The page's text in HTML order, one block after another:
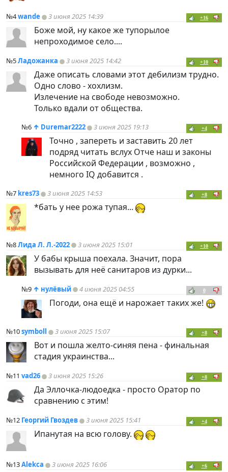
№4wande 3 июня 2025 14:39 +16
Боже мой, ну какое же тупорылое
непроходимое село....
№5Ладожанка 3 июня 2025 14:42 +10
Даже описать словами этот дебилизм трудно.
Одно слово - хохлизм.
Излечение на свободе невозможно.
Только вдали от общества.
№6 ↑ Duremar2222 3 июня 2025 19:13 +4
Точно , запереть и заставить 20 лет
подряд читать вслух Отче наш и законы
Российской Федерации , возможно ,
немного IQ добавится .
№7 kres73 3 июня 2025 14:53 +8
*бать у нее рожа тупая...
№8Лида Л. Л.-2022 3 июня 2025 15:01 +10
У бабы крыша поехала. Значит, пора
вызывать для неё санитаров из дурки...
№9 ↑ нулёвый 4 июня 2025 04:55 0
Погоди, она ещё и нарожает таких же!
№10symboll 3 июня 2025 15:07 +8
Вот и пошла желто-синяя пена - финальная
стадия украинства...
№11 vad26 3 июня 2025 15:26 +8
Да Эллочка-людоедка - просто Оратор по
сравнению с этим!
№12 Георгий Гвоздев 3 июня 2025 15:41 +4
Ипанутая на всю голову.
№13Alekca 3 июня 2025 16:06 +6